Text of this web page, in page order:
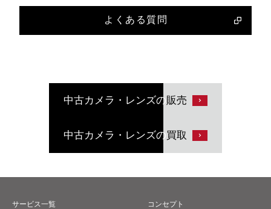
よくある質問
中古カメラ・レンズの販売
中古カメラ・レンズの買取
サービス一覧
コンセプト